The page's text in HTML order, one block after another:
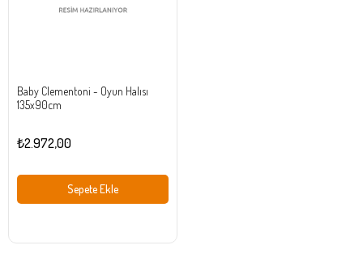
Baby Clementoni - Oyun Halısı
135x90cm
₺2.972,00
Sepete Ekle